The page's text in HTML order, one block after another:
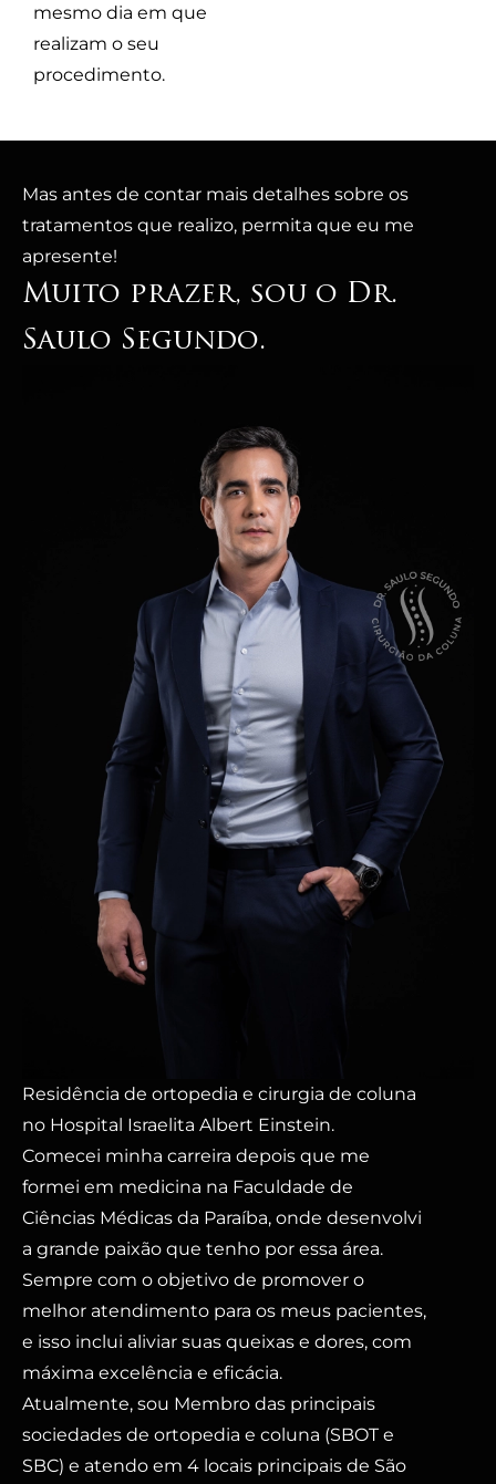
mesmo dia em que
realizam o seu
procedimento.
Mas antes de contar mais detalhes sobre os
tratamentos que realizo, permita que eu me
apresente!
Muito prazer, sou o Dr.
Saulo Segundo.
Residência de ortopedia e cirurgia de coluna
no Hospital Israelita Albert Einstein.
Comecei minha carreira depois que me
formei em medicina na Faculdade de
Ciências Médicas da Paraíba, onde desenvolvi
a grande paixão que tenho por essa área.
Sempre com o objetivo de promover o
melhor atendimento para os meus pacientes,
e isso inclui aliviar suas queixas e dores, com
máxima excelência e eficácia.
Atualmente, sou Membro das principais
sociedades de ortopedia e coluna (SBOT e
SBC) e atendo em 4 locais principais de São